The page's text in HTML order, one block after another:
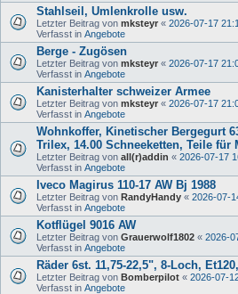
Stahlseil, Umlenkrolle usw.
Letzter Beitrag von mksteyr « 2026-07-17
Verfasst in Angebote
Berge - Zugösen
Letzter Beitrag von mksteyr « 2026-07-17
Verfasst in Angebote
Kanisterhalter schweizer Armee
Letzter Beitrag von mksteyr « 2026-07-17
Verfasst in Angebote
Wohnkoffer, Kinetischer Bergegurt
Trilex, 14.00 Schneeketten, Teile für
Letzter Beitrag von all(r)addin « 2026-07-17
Verfasst in Angebote
Iveco Magirus 110-17 AW Bj 1988
Letzter Beitrag von RandyHandy « 2026-07-
Verfasst in Angebote
Kotflügel 9016 AW
Letzter Beitrag von Grauerwolf1802 « 2026-
Verfasst in Angebote
Räder 6st. 11,75-22,5", 8-Loch,
Letzter Beitrag von Bomberpilot « 2026-07-
Verfasst in Angebote